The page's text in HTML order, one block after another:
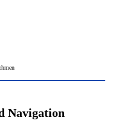
Navigation